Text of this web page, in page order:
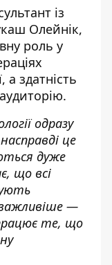
із
Олейнік,
роль у
а здатність
одразу
це
дуже
що всі
—
те, що